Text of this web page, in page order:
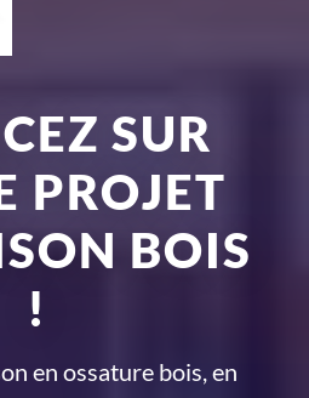
SUR
PROJET
BOIS
!
en ossature bois, en